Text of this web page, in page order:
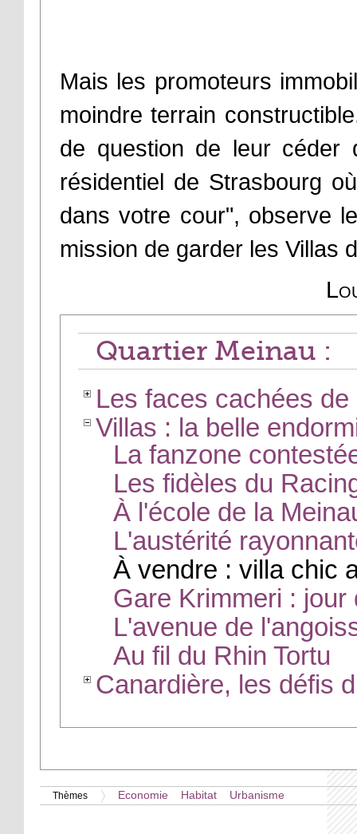
Mais les promoteurs
moindre terrain
de question de leur céder
résidentiel de Strasbourg
dans votre cour", observe
mission de garder les Villas
Quartier Meinau :
Les faces cachées
Villas : la belle
La fanzone
Les fidèles du
À l'école de la
L'austérité
À vendre : villa chic
Gare Krimmeri :
L'avenue de
Au fil du Rhin Tortu
Canardière, les défis
Thèmes Economie Habitat Urbanisme